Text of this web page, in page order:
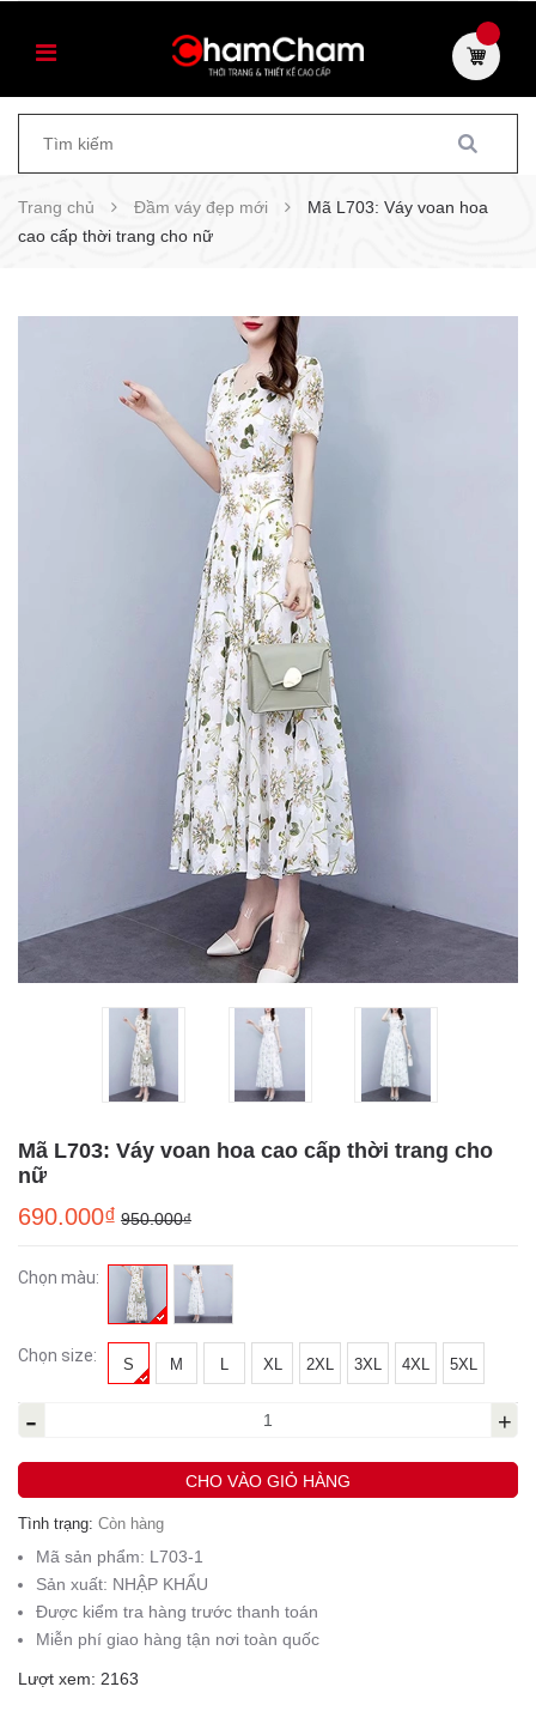
Trang chủ Đầm váy đẹp mới
Mã L703: Váy voan hoa
cao cấp thời trang cho nữ
Mã L703: Váy voan hoa cao cấp thời trang cho
nữ
690.000₫ 950.000₫
Chọn màu:
Chọn size: S M L XL 2XL 3XL 4XL 5XL
- +
CHO VÀO GIỎ HÀNG
Tình trạng: Còn hàng
Mã sản phẩm: L703-1
Sản xuất: NHẬP KHẨU
Được kiểm tra hàng trước thanh toán
Miễn phí giao hàng tận nơi toàn quốc
Lượt xem: 2163